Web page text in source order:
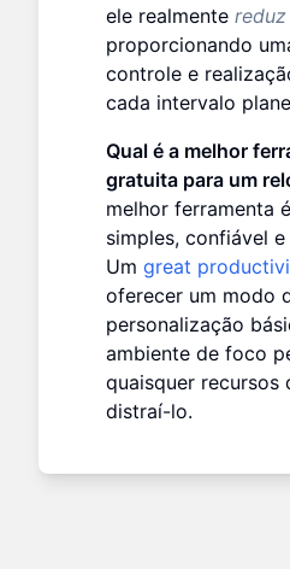
ele realmente reduz
proporcionando
controle e
cada intervalo
Qual é a melhor
gratuita para um
melhor ferramenta
simples, confiável
Um great
oferecer um modo
personalização
ambiente de foco
quaisquer recursos
distraí-lo.